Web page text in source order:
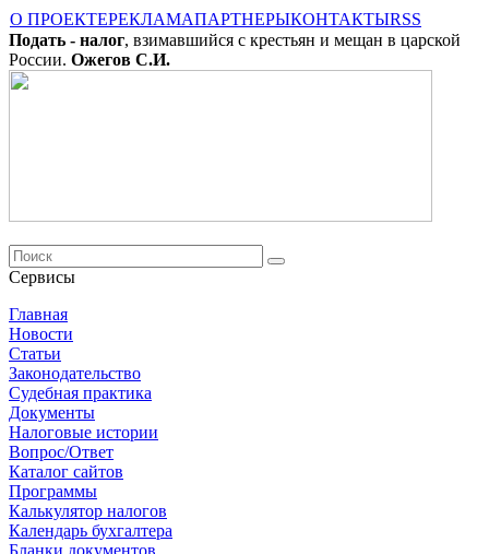
О ПРОЕКТЕРЕКЛАМАПАРТНЕРЫКОНТАКТЫRSS
Подать - налог, взимавшийся с крестьян и мещан в царской
России. Ожегов С.И.
Сервисы
Главная
Новости
Cтатьи
Законодательство
Судебная практика
Документы
Налоговые истории
Вопрос/Ответ
Каталог сайтов
Программы
Калькулятор налогов
Календарь бухгалтера
Бланки документов